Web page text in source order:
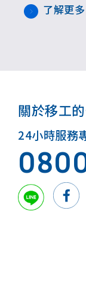
用規模達7兆
679億元。
了解更多
關於移工
24小時服務